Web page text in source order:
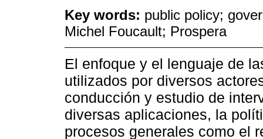
Key words: public policy;
Michel Foucault; Prospera
El enfoque y el lenguaje de
utilizados por diversos
conducción y estudio de
diversas aplicaciones, la
procesos generales como el